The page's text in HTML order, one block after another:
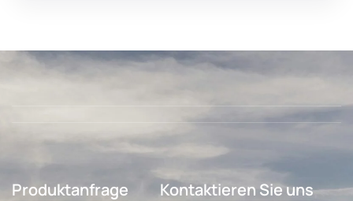
Produktanfrage Kontaktieren Sie uns